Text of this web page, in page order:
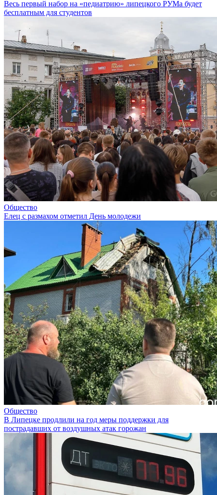
Весь первый набор на «педиатрию» липецкого РУМа будет
бесплатным для студентов
Общество
Елец с размахом отметил День молодежи
Общество
В Липецке продлили на год меры поддержки для
пострадавших от воздушных атак горожан